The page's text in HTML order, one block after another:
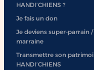
HANDI’CHIENS ?
Je fais un don
Je deviens super-parrain /
marraine
Transmettre son
HANDI’CHIENS